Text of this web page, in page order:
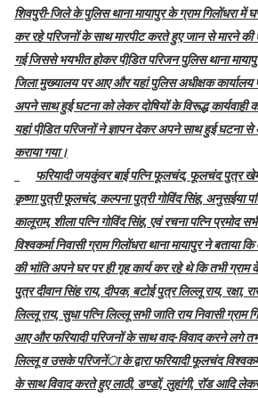
शिवपुरी-जिले के पुलिस थाना मायापुर के ग्राम गिलोंधरा में
कर रहे परिजनों के साथ मारपीट करते हुए जान से मारने की
गई जिससे भयभीत होकर पीडि़त परिजन पुलिस थाना
जिला मुख्यालय पर आए और यहां पुलिस अधीक्षक
अपने साथ हुई घटना को लेकर दोषियों के विरूद्ध कार्यवाही
यहां पीडि़त परिजनों ने ज्ञापन देकर अपने साथ हुई घटना
कराया गया।
फरियादी जयकुंवर बाई पत्नि फूलचंद, फूलचंद पुत्र
कृष्णा पुत्री फूलचंद, कल्पना पुत्री गोविंद सिंह, अनुसईया
कालूराम, शीला पत्नि गोविंद सिंह, एवं रचना पत्नि प्रमोद
विश्वकर्मा निवासी ग्राम गिलोंधरा थाना मायापुर ने बताया
की भांति अपने घर पर ही गृह कार्य कर रहे थे कि तभी ग्राम
पुत्र दीवान सिंह राय, दीपक, बटोई पुत्र लिल्लू राय, रक्षा,
लिल्लू राय, सुधा पत्नि लिल्लू सभी जाति राय निवासी ग्राम
आए और फरियादी परिजनों के साथ वाद-विवाद करने लगे
लिल्लू व उसके परिजनेंा के द्वारा फरियादी फूलचंद
के साथ विवाद करते हुए लाठी, डण्डों, लुहांगी, रॉड आदि